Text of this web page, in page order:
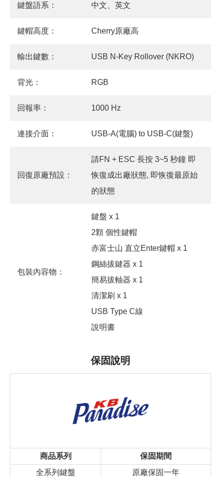
鍵盤語系： 中文、英文
鍵帽高度： Cherry原廠高
輸出鍵數： USB N-Key Rollover (NKRO)
背光： RGB
回報率： 1000 Hz
連接介面： USB-A(電腦) to USB-C(鍵盤)
回復原廠預設：
請FN + ESC 長按 3~5 秒鐘 即
恢復成出廠狀態, 即恢復最原始
的狀態
包裝內容物：
鍵盤 x 1
2顆 個性鍵帽
赤富士山 直立Enter鍵帽 x 1
鋼絲拔鍵器 x 1
簡易拔軸器 x 1
清潔刷 x 1
USB Type C線
說明書
保固說明
商品系列
保固期間
全系列鍵盤
原廠保固一年